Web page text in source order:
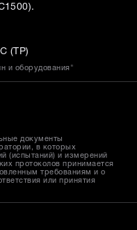
).
(ТР)
и оборудования"
документы
в которых
(испытаний) и измерений
протоколов принимается
требованиям и о
или принятия